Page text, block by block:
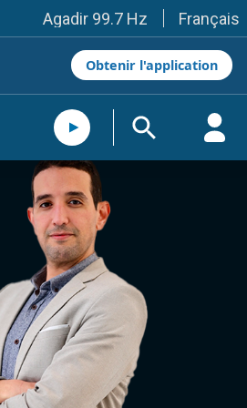
Agadir 99.7 Hz
Tanger 103.3 Hz
Tétouan 87.8 Hz
Fès 98.8 Hz
Meknès 97.2 Hz
El Jadida 97.3
Settat 104,6
Essaouira 96.6
Safi 92.3
Taza 103.0
Taounate 95.6
Tiznit 103.1
SkhourRhamna 92.2
Taroudant 104.9
Guelmim 91.9
Tan-Tan 95.2
Tafraout 104.9
Casablanca 92.5 Hz
Rabat, Salé 106.9 Hz
Marrakech 90.5 Hz
Français
Obtenir l'application